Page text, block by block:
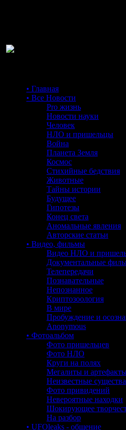
• Главная
• Все Новости
Pro жизнь
Новости науки
Человек
НЛО и пришельцы
Война
Планета Земля
Космос
Стихийные бедствия
Животные
Тайны истории
Будущее
Гипотезы
Конец света
Аномальные явления
Авторские статьи
• Видео, фильмы
Видео НЛО и
Документальные
Телепередачи
Познавательные
Непознанное
Криптозоология
В мире
Пробуждение и
Anonymous
• Фотоальбом
Фото пришельцев
Фото НЛО
Круги на полях
Мегалиты и
Неизвестные существа
Фото привидений
Невероятные находки
Шокирующее
На разбор
• UFOleaks - общение